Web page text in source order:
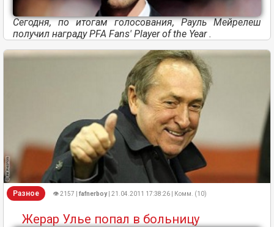
Сегодня, по итогам голосования, Рауль Мейрелеш
получил награду PFA Fans' Player of the Year .
Разное 👁 2157 | fafnerboy| 21.04.2011 17:38:26 | Комм. (10)
Жерар Улье попал в больницу